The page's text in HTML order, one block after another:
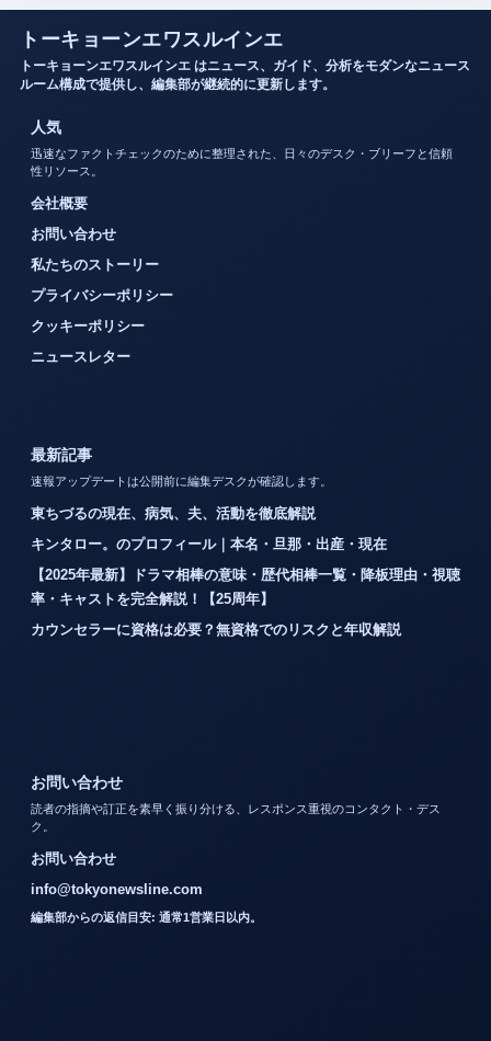
トーキョーンエワスルインエ
トーキョーンエワスルインエ はニュース、ガイド、分析をモダンなニュース
ルーム構成で提供し、編集部が継続的に更新します。
人気
迅速なファクトチェックのために整理された、日々のデスク・ブリーフと信頼
性リソース。
会社概要
お問い合わせ
私たちのストーリー
プライバシーポリシー
クッキーポリシー
ニュースレター
最新記事
速報アップデートは公開前に編集デスクが確認します。
東ちづるの現在、病気、夫、活動を徹底解説
キンタロー。のプロフィール｜本名・旦那・出産・現在
【2025年最新】ドラマ相棒の意味・歴代相棒一覧・降板理由・視聴
率・キャストを完全解説！【25周年】
カウンセラーに資格は必要？無資格でのリスクと年収解説
お問い合わせ
読者の指摘や訂正を素早く振り分ける、レスポンス重視のコンタクト・デス
ク。
お問い合わせ
info@tokyonewsline.com
編集部からの返信目安: 通常1営業日以内。